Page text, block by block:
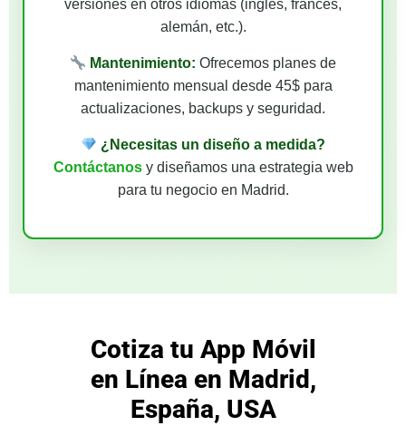
versiones en otros idiomas (inglés, francés,
alemán, etc.).
Mantenimiento: Ofrecemos planes de
mantenimiento mensual desde 45$ para
actualizaciones, backups y seguridad.
¿Necesitas un diseño a medida?
Contáctanosy diseñamos una estrategia web
para tu negocio en Madrid.
Cotiza tu App Móvil
en Línea en Madrid,
España, USA